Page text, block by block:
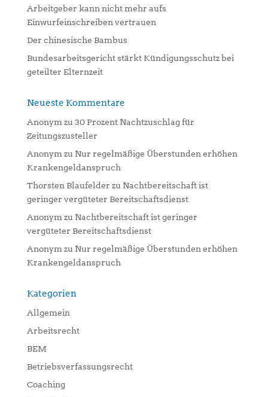
:
Arbeitgeber kann nicht mehr aufs
Einwurfeinschreiben vertrauen
Der chinesische Bambus
Bundesarbeitsgericht stärkt Kündigungsschutz bei
geteilter Elternzeit
Neueste Kommentare
Anonymzu 30 Prozent Nachtzuschlag für
Zeitungszusteller
Anonymzu Nur regelmäßige Überstunden erhöhen
Krankengeldanspruch
Thorsten Blaufelder zu Nachtbereitschaft ist
geringer vergüteter Bereitschaftsdienst
Anonymzu Nachtbereitschaft ist geringer
vergüteter Bereitschaftsdienst
Anonymzu Nur regelmäßige Überstunden erhöhen
Krankengeldanspruch
Kategorien
Allgemein
Arbeitsrecht
BEM
Betriebsverfassungsrecht
Coaching